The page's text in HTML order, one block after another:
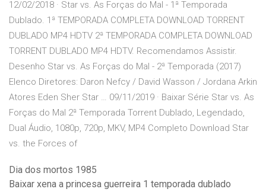
12/02/2018 · Star vs. As Forças do Mal - 1ª Temporada
Dublado. 1ª TEMPORADA COMPLETA DOWNLOAD TORRENT
DUBLADO MP4 HDTV 2ª TEMPORADA COMPLETA DOWNLOAD
TORRENT DUBLADO MP4 HDTV. Recomendamos Assistir.
Desenho Star vs. As Forças do Mal - 2ª Temporada (2017)
Elenco Diretores: Daron Nefcy / David Wasson / Jordana Arkin
Atores Eden Sher Star … 09/11/2019 · Baixar Série Star vs. As
Forças do Mal 2ª Temporada Torrent Dublado, Legendado,
Dual Áudio, 1080p, 720p, MKV, MP4 Completo Download Star
vs. the Forces of
Dia dos mortos 1985
Baixar xena a princesa guerreira 1 temporada dublado